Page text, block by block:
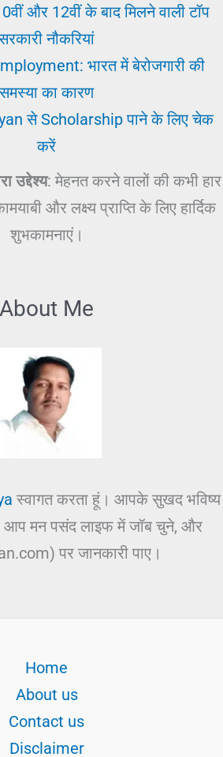
और 12वीं के बाद मिलने वाली टॉप
नौकरियां
भारत में बेरोजगारी की
समस्या का कारण
से Scholarship पाने के लिए चेक
करें
उद्देश्य: मेहनत करने वालों की कभी हार
और लक्ष्य प्राप्ति के लिए हार्दिक
शुभकामनाएं।
About Me
स्वागत करता हूं। आपके सुखद भविष्य
आप मन पसंद लाइफ में जॉब चुने, और
पर जानकारी पाए।
Home
About us
Contact us
Disclaimer